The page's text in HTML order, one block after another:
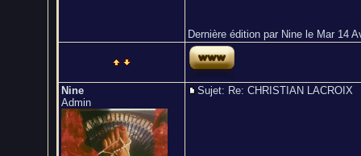
Dernière édition par Nine le Mar 14
Nine
Admin
Sujet: Re: CHRISTIAN